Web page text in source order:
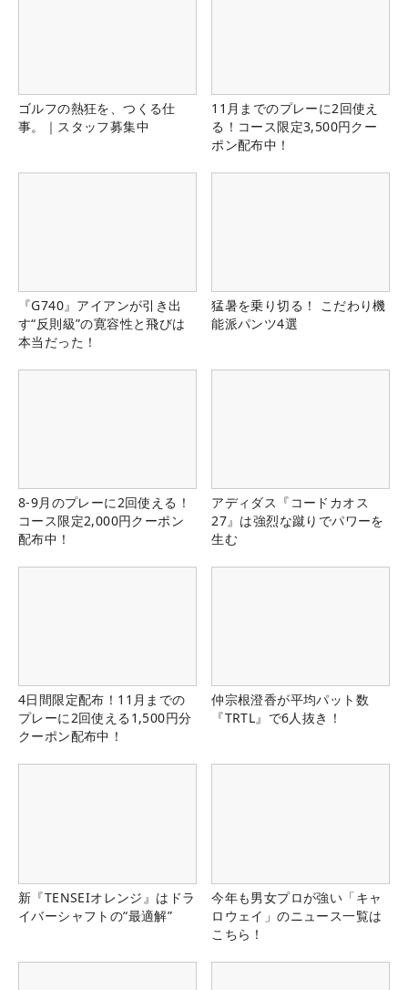
ゴルフの熱狂を、つくる仕
事。｜スタッフ募集中
11月までのプレーに2回使え
る！コース限定3,500円クー
ポン配布中！
『G740』アイアンが引き出
す“反則級”の寛容性と飛びは
本当だった！
猛暑を乗り切る！ こだわり機
能派パンツ4選
8-9月のプレーに2回使える！
コース限定2,000円クーポン
配布中！
アディダス『コードカオス
27』は強烈な蹴りでパワーを
生む
4日間限定配布！11月までの
プレーに2回使える1,500円分
クーポン配布中！
仲宗根澄香が平均パット数
『TRTL』で6人抜き！
新『TENSEIオレンジ』はドラ
イバーシャフトの“最適解”
今年も男女プロが強い「キャ
ロウェイ」のニュース一覧は
こちら！